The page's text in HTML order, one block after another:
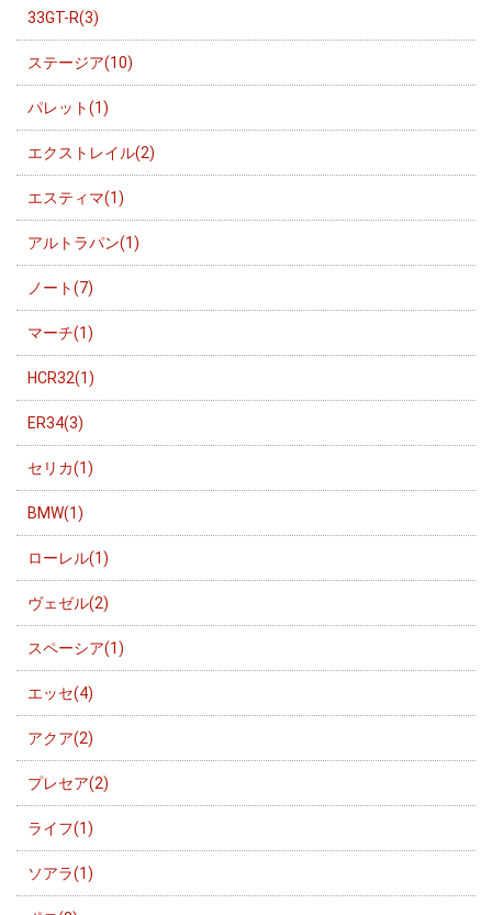
33GT-R(3)
ステージア(10)
パレット(1)
エクストレイル(2)
エスティマ(1)
アルトラパン(1)
ノート(7)
マーチ(1)
HCR32(1)
ER34(3)
セリカ(1)
BMW(1)
ローレル(1)
ヴェゼル(2)
スペーシア(1)
エッセ(4)
アクア(2)
プレセア(2)
ライフ(1)
ソアラ(1)